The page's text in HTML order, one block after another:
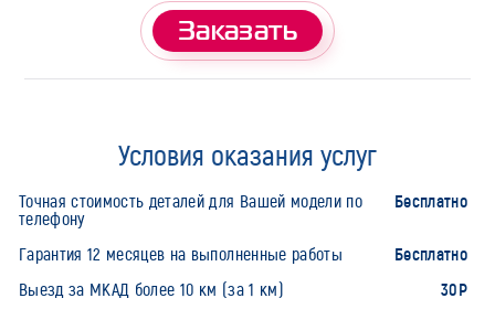
Заказать
Условия оказания услуг
Точная стоимость деталей для Вашей модели по
телефону
Бесплатно
Гарантия 12 месяцев на выполненные работы Бесплатно
Выезд за МКАД более 10 км (за 1 км) 30Р